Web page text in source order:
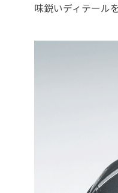
味鋭いディテール